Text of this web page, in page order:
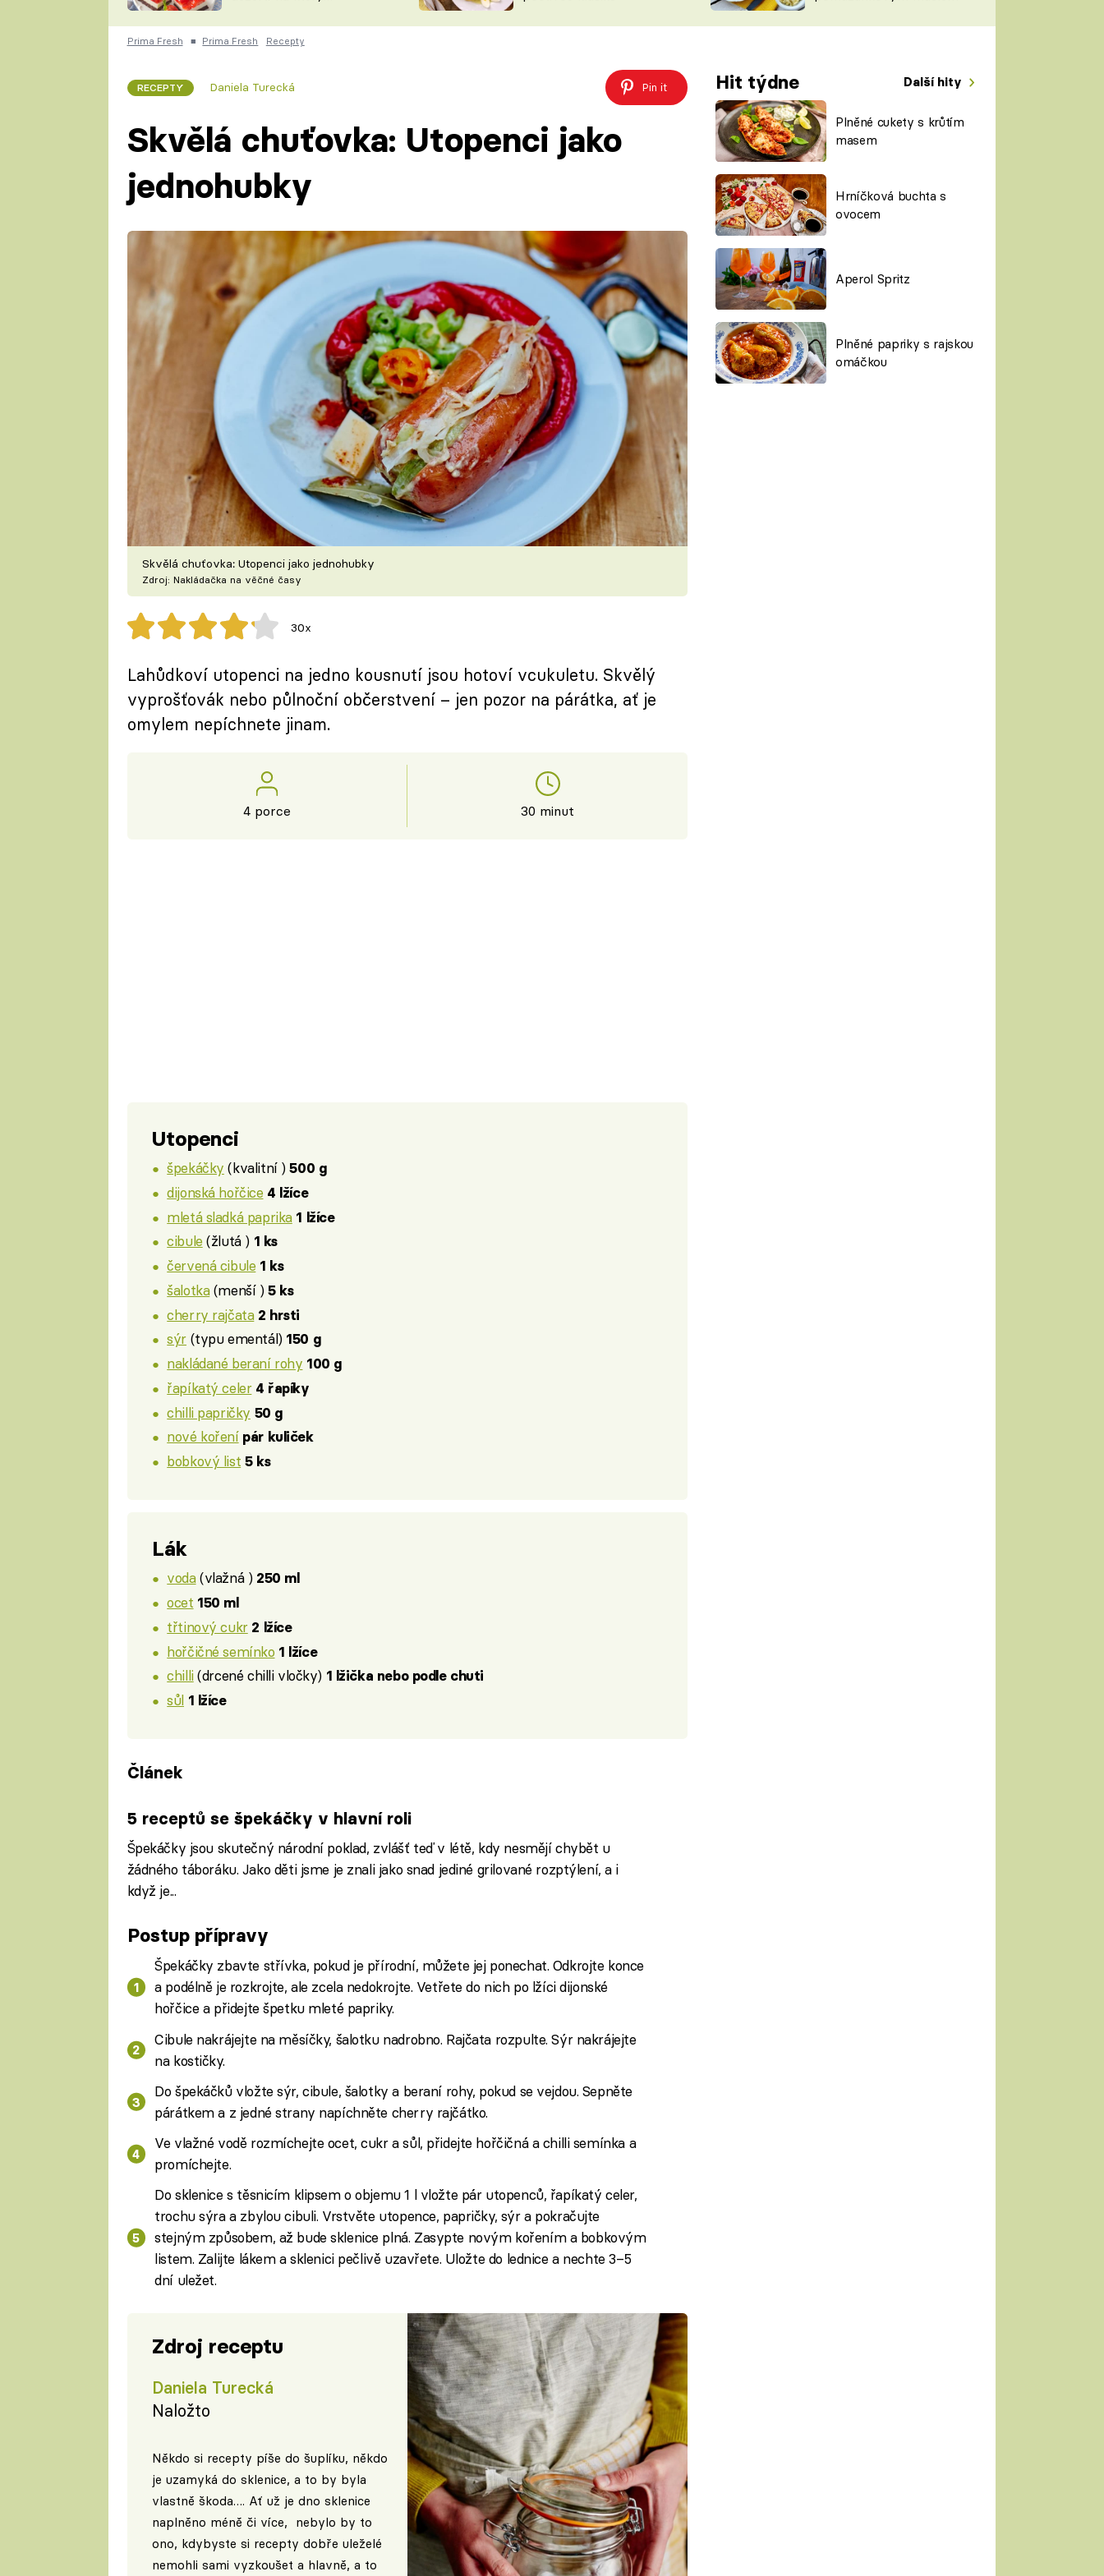
ČESKO NA TALÍŘI
KUCHAŘKA
VYCHYTÁVKY
ŠÉFREDAKTORKY
ČASOPIS
Prima Fresh ■ Prima Fresh Recepty
RECEPTY Daniela Turecká Pin it Hit týdne Další hity
Plněné cukety s krůtím
masem
Hrníčková buchta s
ovocem
Aperol Spritz
Plněné papriky s rajskou
omáčkou
Skvělá chuťovka: Utopenci jako
jednohubky
Skvělá chuťovka: Utopenci jako jednohubky
Zdroj: Nakládačka na věčné časy
30x
Lahůdkoví utopenci na jedno kousnutí jsou hotoví vcukuletu. Skvělý
vyprošťovák nebo půlnoční občerstvení – jen pozor na párátka, ať je
omylem nepíchnete jinam.
4 porce 30 minut
Utopenci
špekáčky (kvalitní )500 g
dijonská hořčice 4 lžíce
mletá sladká paprika 1 lžíce
cibule (žlutá ) 1 ks
červená cibule 1 ks
šalotka(menší )5 ks
cherry rajčata 2 hrsti
sýr(typu ementál) 150 g
nakládané beraní rohy 100 g
řapíkatý celer 4 řapíky
chilli papričky 50 g
nové koření pár kuliček
bobkový list 5 ks
Lák
voda(vlažná ) 250 ml
ocet 150 ml
třtinový cukr 2 lžíce
hořčičné semínko 1 lžíce
chilli(drcené chilli vločky) 1 lžička nebo podle chuti
sůl 1 lžíce
Článek
5 receptů se špekáčky v hlavní roli
Špekáčky jsou skutečný národní poklad, zvlášť teď v létě, kdy nesmějí chybět u
žádného táboráku. Jako děti jsme je znali jako snad jediné grilované rozptýlení, a i
když je...
Postup přípravy
Špekáčky zbavte střívka, pokud je přírodní, můžete jej ponechat. Odkrojte konce
a podélně je rozkrojte, ale zcela nedokrojte. Vetřete do nich po lžíci dijonské
hořčice a přidejte špetku mleté papriky.
Cibule nakrájejte na měsíčky, šalotku nadrobno. Rajčata rozpulte. Sýr nakrájejte
na kostičky.
Do špekáčků vložte sýr, cibule, šalotky a beraní rohy, pokud se vejdou. Sepněte
párátkem a z jedné strany napíchněte cherry rajčátko.
Ve vlažné vodě rozmíchejte ocet, cukr a sůl, přidejte hořčičná a chilli semínka a
promíchejte.
Do sklenice s těsnicím klipsem o objemu 1 l vložte pár utopenců, řapíkatý celer,
trochu sýra a zbylou cibuli. Vrstvěte utopence, papričky, sýr a pokračujte
stejným způsobem, až bude sklenice plná. Zasypte novým kořením a bobkovým
listem. Zalijte lákem a sklenici pečlivě uzavřete. Uložte do lednice a nechte 3–5
dní uležet.
Zdroj receptu
Daniela Turecká
Naložto
Někdo si recepty píše do šuplíku, někdo
je uzamyká do sklenice, a to by byla
vlastně škoda…. Ať už je dno sklenice
naplněno méně či více, nebylo by to
ono, kdybyste si recepty dobře uleželé
nemohli sami vyzkoušet a hlavně, a to